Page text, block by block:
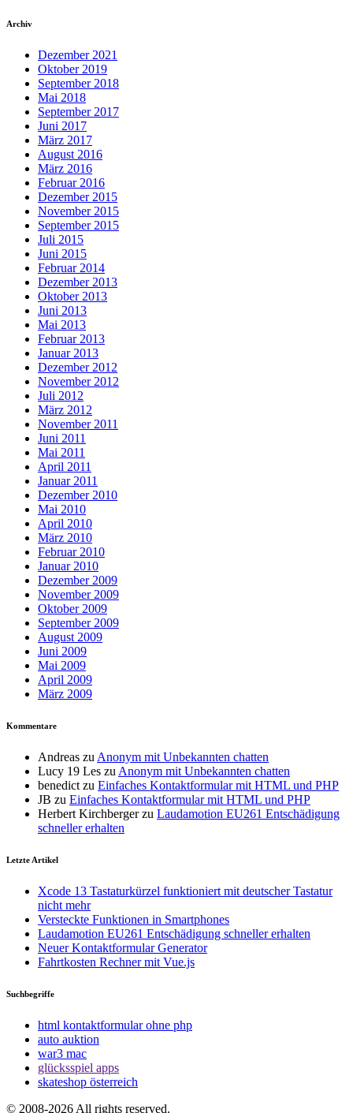
Archiv
Dezember 2021
Oktober 2019
September 2018
Mai 2018
September 2017
Juni 2017
März 2017
August 2016
März 2016
Februar 2016
Dezember 2015
November 2015
September 2015
Juli 2015
Juni 2015
Februar 2014
Dezember 2013
Oktober 2013
Juni 2013
Mai 2013
Februar 2013
Januar 2013
Dezember 2012
November 2012
Juli 2012
März 2012
November 2011
Juni 2011
Mai 2011
April 2011
Januar 2011
Dezember 2010
Mai 2010
April 2010
März 2010
Februar 2010
Januar 2010
Dezember 2009
November 2009
Oktober 2009
September 2009
August 2009
Juni 2009
Mai 2009
April 2009
März 2009
Kommentare
Andreas zu Anonym mit Unbekannten chatten
Lucy 19 Les zu Anonym mit Unbekannten chatten
benedict zu Einfaches Kontaktformular mit HTML und PHP
JB zu Einfaches Kontaktformular mit HTML und PHP
Herbert Kirchbergerzu Laudamotion EU261 Entschädigung
schneller erhalten
Letzte Artikel
Xcode 13 Tastaturkürzel funktioniert mit deutscher Tastatur
nicht mehr
Versteckte Funktionen in Smartphones
Laudamotion EU261 Entschädigung schneller erhalten
Neuer Kontaktformular Generator
Fahrtkosten Rechner mit Vue.js
Suchbegriffe
html kontaktformular ohne php
auto auktion
war3 mac
glücksspiel apps
skateshop österreich
© 2008-2026 All rights reserved.